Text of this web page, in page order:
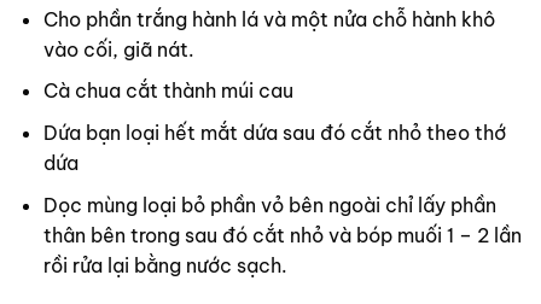
Cho phần trắng hành lá và một nửa chỗ hành khô
vào cối, giã nát.
Cà chua cắt thành múi cau
Dứa bạn loại hết mắt dứa sau đó cắt nhỏ theo thớ
dứa
Dọc mùng loại bỏ phần vỏ bên ngoài chỉ lấy phần
thân bên trong sau đó cắt nhỏ và bóp muối 1 – 2 lần
rồi rửa lại bằng nước sạch.